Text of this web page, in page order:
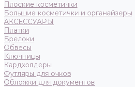
Плоские косметички
Большие косметички и органайзеры
АКСЕССУАРЫ
Платки
Брелоки
Обвесы
Ключницы
Кардхолдеры
Футляры для очков
Обложки для документов